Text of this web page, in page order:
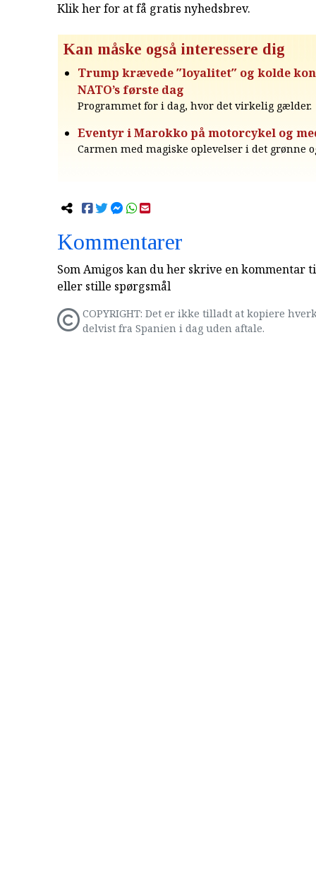
Klik her for at få gratis nyhedsbrev.
Kan måske også interessere dig
Trump krævede ″loyalitet″ og kolde
NATO’s første dag
Programmet for i dag, hvor det virkelig gælder.
Eventyr i Marokko på motorcykel og
Carmen med magiske oplevelser i det grønne
Kommentarer
Som Amigos kan du her skrive en kommentar
eller stille spørgsmål
COPYRIGHT: Det er ikke tilladt at kopiere
delvist fra Spanien i dag uden aftale.